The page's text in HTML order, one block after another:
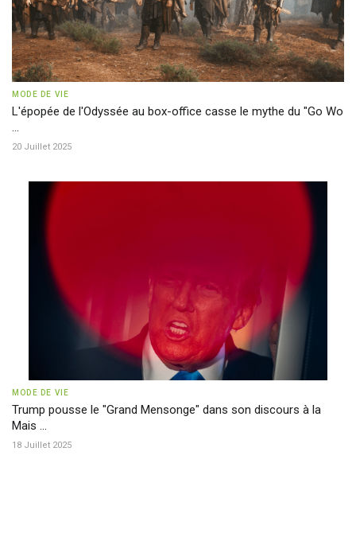
MODE DE VIE
L'épopée de l'Odyssée au box-office casse le mythe du "Go Wo
...
20 Juillet 2025
MODE DE VIE
Trump pousse le "Grand Mensonge" dans son discours à la
Mais ...
18 Juillet 2025